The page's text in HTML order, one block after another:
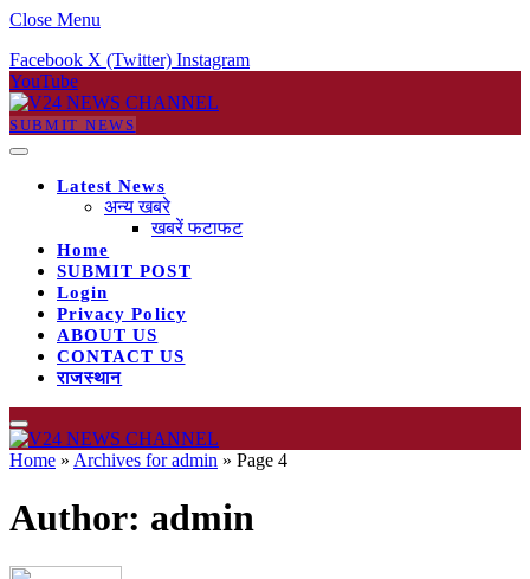
Close Menu
Facebook X (Twitter) Instagram
YouTube
SUBMIT NEWS
Latest News
अन्य खबरे
खबरें फटाफट
Home
SUBMIT POST
Login
Privacy Policy
ABOUT US
CONTACT US
राजस्थान
Home » Archives for admin » Page 4
Author: admin